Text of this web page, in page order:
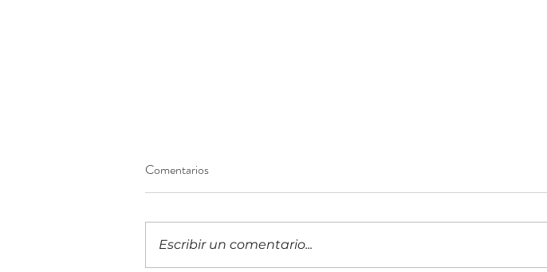
Comentarios
Escribir un comentario...